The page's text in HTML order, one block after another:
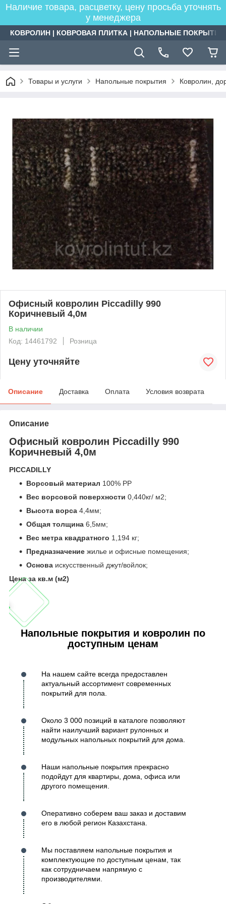
Наличие товара, расцветку, цену просьба уточнять
у менеджера
КОВРОЛИН | КОВРОВАЯ ПЛИТКА | НАПОЛЬНЫЕ
Товары и услуги Напольные покрытия Ковролин,
Офисный ковролин Piccadilly 990
Коричневый 4,0м
В наличии
Код: 14461792
Розница
Цену уточняйте
Описание Доставка Оплата Условия возврата
Описание
Офисный ковролин Piccadilly 990
Коричневый 4,0м
PICCADILLY
Ворсовый материал 100% PP
Вес ворсовой поверхности 0,440кг/ м2;
Высота ворса 4,4мм;
Общая толщина 6,5мм;
Вес метра квадратного 1,194 кг;
Предназначение жилье и офисные помещения;
Основа искусственный джут/войлок;
Цена за кв.м (м2)
Напольные покрытия и ковролин по
доступным ценам
На нашем сайте всегда предоставлен
актуальный ассортимент современных
покрытий для пола.
Около 3 000 позиций в каталоге позволяют
найти наилучший вариант рулонных и
модульных напольных покрытий для дома.
Наши напольные покрытия прекрасно
подойдут для квартиры, дома, офиса или
другого помещения.
Оперативно соберем ваш заказ и доставим
его в любой регион Казахстана.
Мы поставляем напольные покрытия и
комплектующие по доступным ценам, так
как сотрудничаем напрямую с
производителями.